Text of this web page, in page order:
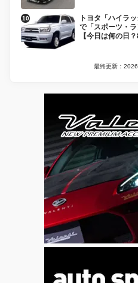
トヨタ「ハイラ
で「スポーツ・
【今日は何の日？
最終更新：